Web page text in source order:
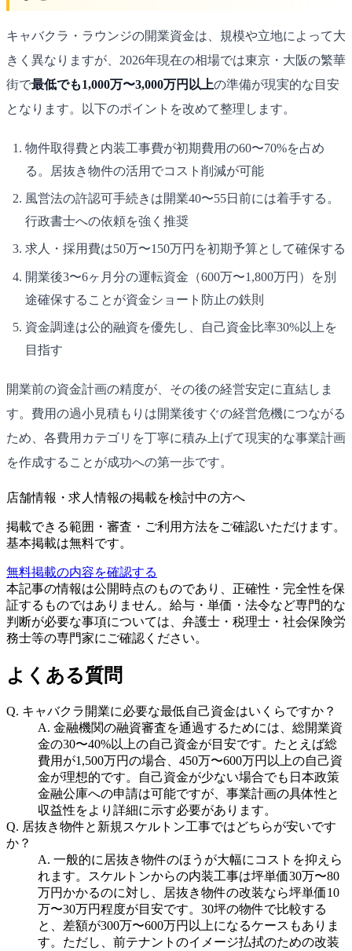
キャバクラ・ラウンジの開業資金は、規模や立地によって大
きく異なりますが、2026年現在の相場では東京・大阪の繁華
街で最低でも1,000万〜3,000万円以上の準備が現実的な目安
となります。以下のポイントを改めて整理します。
物件取得費と内装工事費が初期費用の60〜70%を占め
る。居抜き物件の活用でコスト削減が可能
風営法の許認可手続きは開業40〜55日前には着手する。
行政書士への依頼を強く推奨
求人・採用費は50万〜150万円を初期予算として確保する
開業後3〜6ヶ月分の運転資金（600万〜1,800万円）を別
途確保することが資金ショート防止の鉄則
資金調達は公的融資を優先し、自己資金比率30%以上を
目指す
開業前の資金計画の精度が、その後の経営安定に直結しま
す。費用の過小見積もりは開業後すぐの経営危機につながる
ため、各費用カテゴリを丁寧に積み上げて現実的な事業計画
を作成することが成功への第一歩です。
店舗情報・求人情報の掲載を検討中の方へ
掲載できる範囲・審査・ご利用方法をご確認いただけます。
基本掲載は無料です。
無料掲載の内容を確認する
本記事の情報は公開時点のものであり、正確性・完全性を保
証するものではありません。給与・単価・法令など専門的な
判断が必要な事項については、弁護士・税理士・社会保険労
務士等の専門家にご確認ください。
よくある質問
Q. キャバクラ開業に必要な最低自己資金はいくらですか？
A. 金融機関の融資審査を通過するためには、総開業資
金の30〜40%以上の自己資金が目安です。たとえば総
費用が1,500万円の場合、450万〜600万円以上の自己資
金が理想的です。自己資金が少ない場合でも日本政策
金融公庫への申請は可能ですが、事業計画の具体性と
収益性をより詳細に示す必要があります。
Q. 居抜き物件と新規スケルトン工事ではどちらが安いです
か？
A. 一般的に居抜き物件のほうが大幅にコストを抑えら
れます。スケルトンからの内装工事は坪単価30万〜80
万円かかるのに対し、居抜き物件の改装なら坪単価10
万〜30万円程度が目安です。30坪の物件で比較する
と、差額が300万〜600万円以上になるケースもありま
す。ただし、前テナントのイメージ払拭のための改装